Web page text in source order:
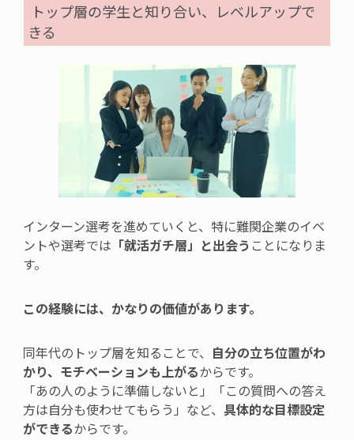
トップ層の学生と知り合い、レベルアップで
きる
インターン選考を進めていくと、 特に難関企業のイベ
ントや選考では 「就活ガチ層」と出会う ことになりま
す。
この経験には、かなりの価値があります。
同年代のトップ層を知ることで、 自分の立ち位置がわ
かり、モチベーションも上がるからです。
「あの人のように準備しないと」「この質問への答え
方は自分も使わせてもらう」など、具体的な目標設定
ができるからです。